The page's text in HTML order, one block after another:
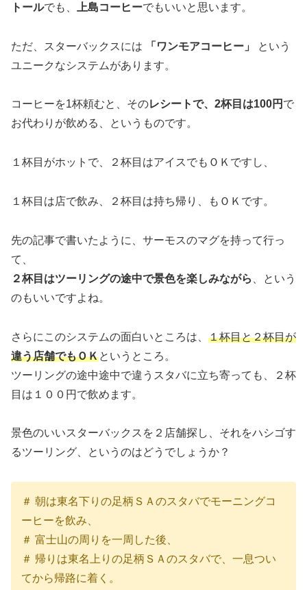
トールでも、 上島コーヒーでもいいと思います。
ただ、スターバックスには 「ワンモアコーヒー」
という
ユニークなシステムがあります。
コーヒーを1杯頼むと、そのレシートで、2杯目は100円 で
お代わりが飲める、というものです。
１杯目がホットで、２杯目はアイスでもＯＫですし、
１杯目は店で飲み、２杯目は持ち帰り、もＯＫです。
先の記事で書いたように、サーモスのマグを持って行っ
て、
２杯目はツーリングの途中で景色を楽しみながら
、という
のもいいですよね。
さらにこのシステムの面白いところは、 １杯目と２杯目が
違う店舗でもＯＫというところ。
ツーリングの途中途中で違うスタバに立ち寄っても、２杯
目は１００円で飲めます。
景色のいいスターバックスを２店舗探し、それをハシゴす
るツーリング、というのはどうでしょうか？
＃ 朝は東名下りの足柄ＳＡのスタバでモーニングコ
ーヒーを飲み、
＃ 富士山の周りを一周した後、
＃ 帰りは東名上りの足柄ＳＡのスタバで、一息つい
てから帰路に着く。